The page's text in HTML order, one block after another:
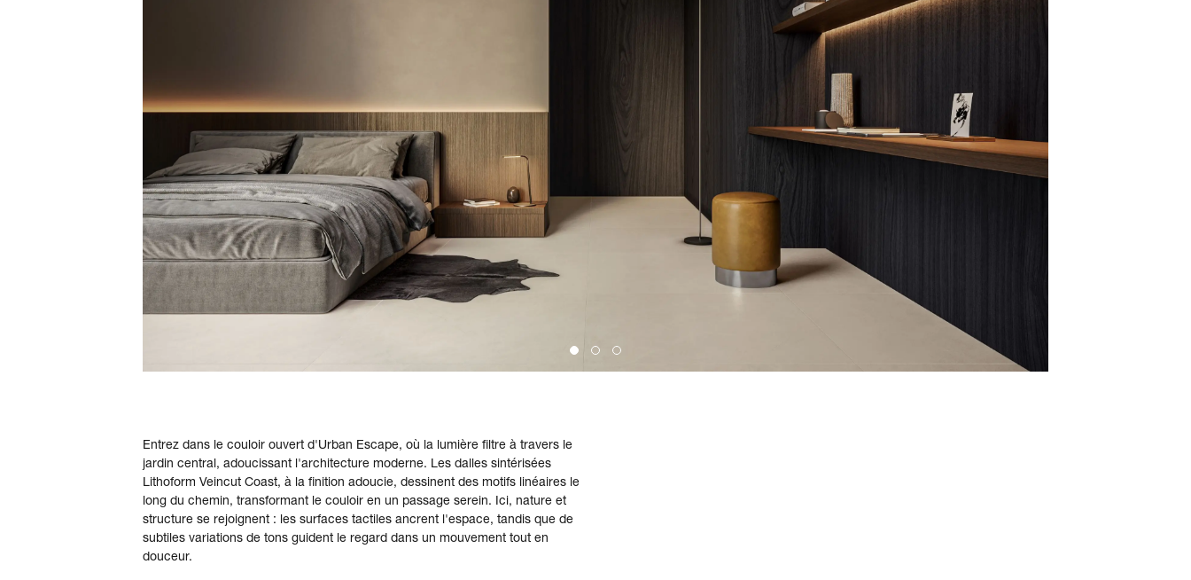
Entrez dans le couloir ouvert d'Urban Escape, où la lumière filtre à travers le
jardin central, adoucissant l'architecture moderne. Les dalles sintérisées
Lithoform Veincut Coast, à la finition adoucie, dessinent des motifs linéaires le
long du chemin, transformant le couloir en un passage serein. Ici, nature et
structure se rejoignent : les surfaces tactiles ancrent l'espace, tandis que de
subtiles variations de tons guident le regard dans un mouvement tout en
douceur.